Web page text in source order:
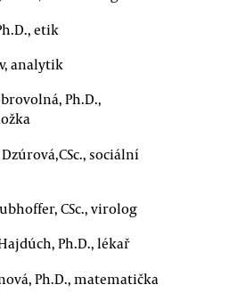
etik
analytik
Ph.D.,
sociální
CSc., virolog
Ph.D., lékař
Ph.D., matematička